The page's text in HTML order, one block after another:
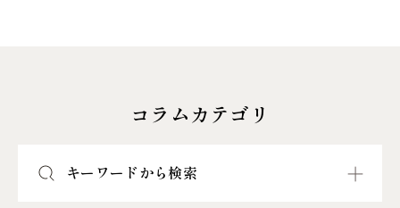
コラムカテゴリ
キーワードから検索